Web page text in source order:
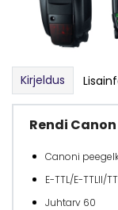
Kirjeldus
Rendi
Canoni
E-TTL/E-TTLII/
Juhtarv 60